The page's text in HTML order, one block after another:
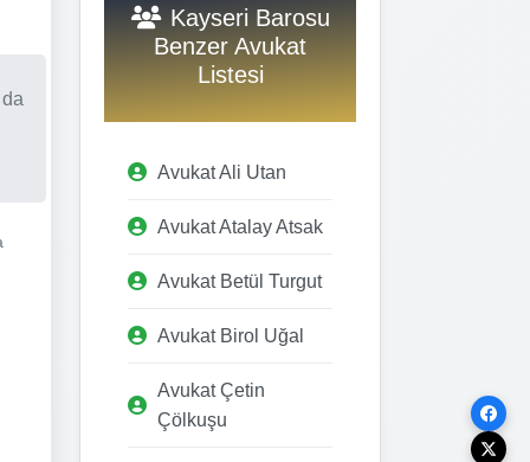
Kayseri Barosu
Benzer Avukat
Listesi
Avukat Ali Utan
Avukat Atalay Atsak
Avukat Betül Turgut
Avukat Birol Uğal
Avukat Çetin
Çölkuşu